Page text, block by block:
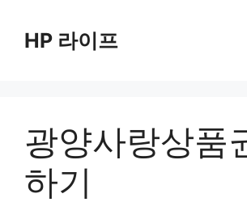
HP 라이프
광양사랑상품
하기